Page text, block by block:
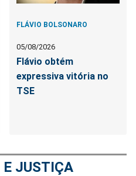
FLÁVIO BOLSONARO
05/08/2026
Flávio obtém
expressiva vitória no
TSE
E JUSTIÇA